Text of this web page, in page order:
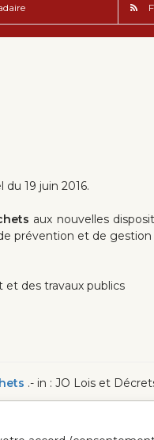
19 juin 2016.
aux nouvelles
prévention et de
des travaux publics
.- in : JO Lois et